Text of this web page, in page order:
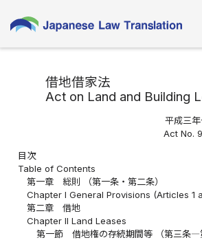
借地借家法
Act on Land and Building
平成三
Act No.
目次
Table of Contents
第一章 総則 （第一条・第二条）
Chapter I General Provisions (Articles 1
第二章 借地
Chapter II Land Leases
第一節 借地権の存続期間等 （第三条―